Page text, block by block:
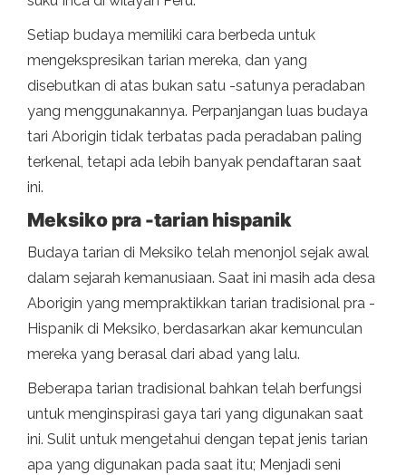
Setiap budaya memiliki cara berbeda untuk
mengekspresikan tarian mereka, dan yang
disebutkan di atas bukan satu -satunya peradaban
yang menggunakannya. Perpanjangan luas budaya
tari Aborigin tidak terbatas pada peradaban paling
terkenal, tetapi ada lebih banyak pendaftaran saat
ini.
Meksiko pra -tarian hispanik
Budaya tarian di Meksiko telah menonjol sejak awal
dalam sejarah kemanusiaan. Saat ini masih ada desa
Aborigin yang mempraktikkan tarian tradisional pra -
Hispanik di Meksiko, berdasarkan akar kemunculan
mereka yang berasal dari abad yang lalu.
Beberapa tarian tradisional bahkan telah berfungsi
untuk menginspirasi gaya tari yang digunakan saat
ini. Sulit untuk mengetahui dengan tepat jenis tarian
apa yang digunakan pada saat itu; Menjadi seni